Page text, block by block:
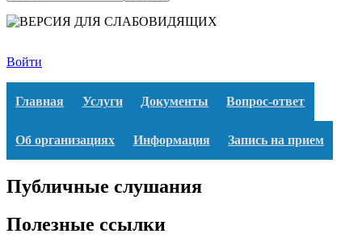
Войти
Главная Услуги Документы Вопрос-ответ
Об организациях Информация Запись на прием
Публичные слушания
Полезные ссылки